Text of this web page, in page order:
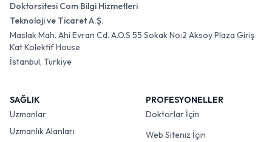
Doktorsitesi Com Bilgi Hizmetleri
Teknoloji ve Ticaret A.Ş.
Maslak Mah. Ahi Evran Cd. A.O.S 55 Sokak No:2 Aksoy Plaza Giriş
Kat Kolektif House
İstanbul, Türkiye
SAĞLIK
Uzmanlar
Uzmanlık Alanları
PROFESYONELLER
Doktorlar İçin
Web Siteniz İçin